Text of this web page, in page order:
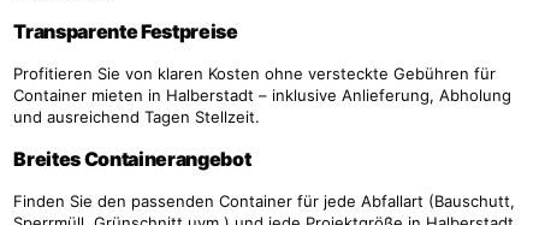
Transparente Festpreise
Profitieren Sie von klaren Kosten ohne versteckte Gebühren für
Container mieten in Halberstadt – inklusive Anlieferung, Abholung
und ausreichend Tagen Stellzeit.
Breites Containerangebot
Finden Sie den passenden Container für jede Abfallart (Bauschutt,